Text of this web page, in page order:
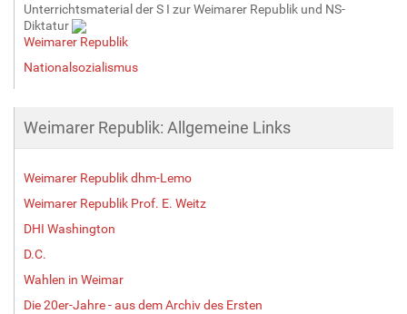
Unterrichtsmaterial der S I zur Weimarer Republik und NS-
Diktatur
Weimarer Republik
Nationalsozialismus
Weimarer Republik: Allgemeine Links
Weimarer Republik dhm-Lemo
Weimarer Republik Prof. E. Weitz
DHI Washington
D.C.
Wahlen in Weimar
Die 20er-Jahre - aus dem Archiv des Ersten